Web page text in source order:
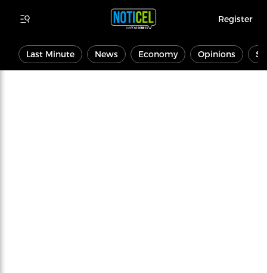
Register
Last Minute News Economy Opinions